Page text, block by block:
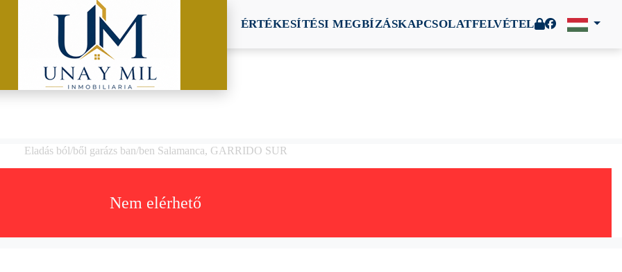
ÉRTÉKESÍTÉSI MEGBÍZÁSKAPCSOLATFELVÉTEL
Eladás ból/ből garázs ban/ben Salamanca, GARRIDO SUR
Nem elérhető